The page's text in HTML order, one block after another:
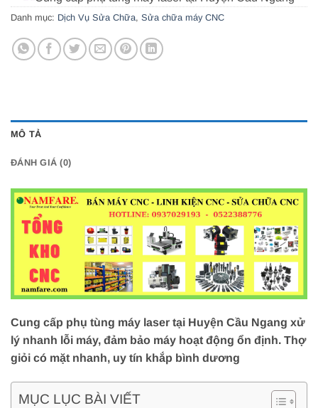
Danh mục: Dịch Vụ Sửa Chữa, Sửa chữa máy CNC
MÔ TẢ
ĐÁNH GIÁ (0)
Cung cấp phụ tùng máy laser tại Huyện Cầu Ngang xử
lý nhanh lỗi máy, đảm bảo máy hoạt động ổn định. Thợ
giỏi có mặt nhanh, uy tín khắp bình dương
MỤC LỤC BÀI VIẾT